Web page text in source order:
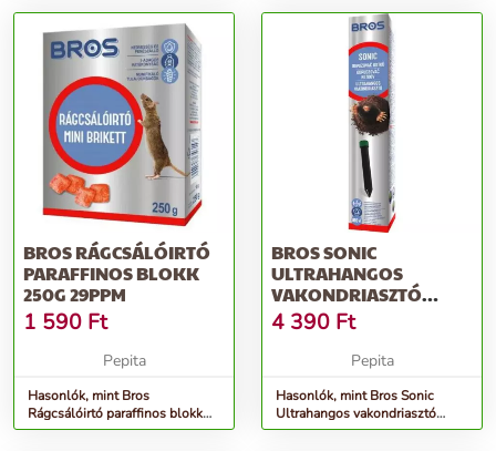
BROS RÁGCSÁLÓIRTÓ
PARAFFINOS BLOKK
250G 29PPM
1 590 Ft
Pepita
Hasonlók, mint Bros
Rágcsálóirtó paraffinos blokk
250g 29ppm
BROS SONIC
ULTRAHANGOS
VAKONDRIASZTÓ
600M2 6 DB/KARTON
4 390 Ft
Pepita
Hasonlók, mint Bros Sonic
Ultrahangos vakondriasztó
600m2 6 db/karton